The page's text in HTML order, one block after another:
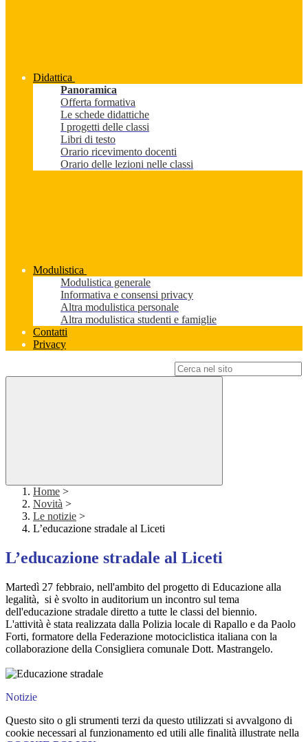
Didattica
Panoramica
Offerta formativa
Le schede didattiche
I progetti delle classi
Libri di testo
Orario ricevimento docenti
Orario delle lezioni nelle classi
Modulistica
Modulistica generale
Informativa e consensi privacy
Altra modulistica personale
Altra modulistica studenti e famiglie
Contatti
Privacy
Home >
Novità >
Le notizie >
L’educazione stradale al Liceti
L’educazione stradale al Liceti
Martedì 27 febbraio, nell'ambito del progetto di Educazione alla
legalità, si è svolto in auditorium un incontro sul tema
dell'educazione stradale diretto a tutte le classi del biennio.
L'attività è stata realizzata dalla Polizia locale di Rapallo e da Paolo
Forti, formatore della Federazione motociclistica italiana con la
collaborazione della Consigliera comunale Dott. Mastrangelo.
Notizie
Questo sito o gli strumenti terzi da questo utilizzati si avvalgono di
cookie necessari al funzionamento ed utili alle finalità illustrate nella